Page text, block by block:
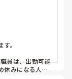
。
員は、出勤可能
休みになる人が